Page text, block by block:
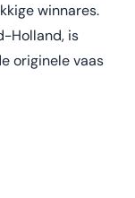
winnares.
Holland, is
originele vaas